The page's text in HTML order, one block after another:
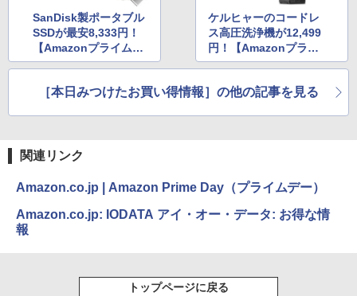
SanDisk製ポータブル
SSDが最安8,333円！
【Amazonプライムデ
ー】
ケルヒャーのコードレ
ス高圧洗浄機が12,499
円！【Amazonプライ
ムデー】
［本日みつけたお買い得情報］の他の記事を見る
関連リンク
Amazon.co.jp | Amazon Prime Day（プライムデー）
Amazon.co.jp: IODATA アイ・オー・データ: お得な情
報
トップページに戻る